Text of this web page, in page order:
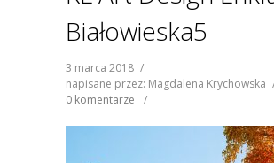
Białowieska5
3 marca 2018 /
napisane przez: Magdalena Krychowska
0 komentarze
/